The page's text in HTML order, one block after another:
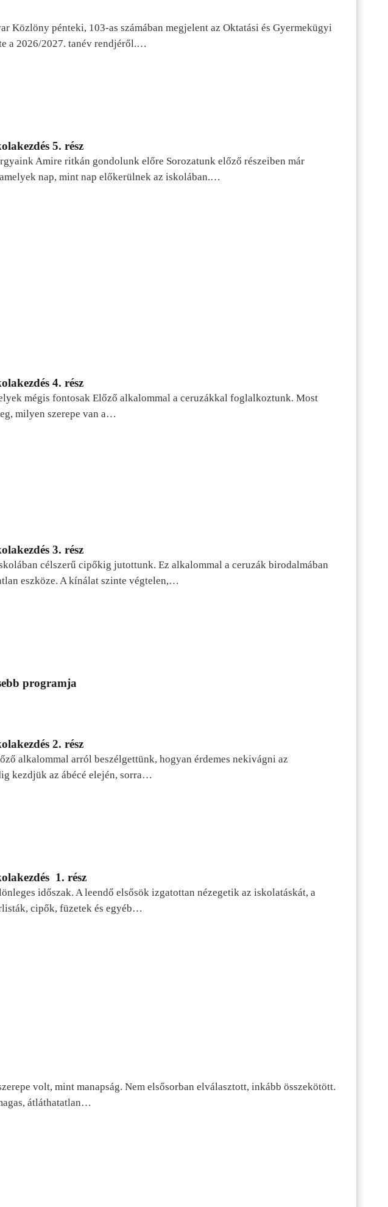
Közlöny pénteki, 103-as számában megjelent az Oktatási és Gyermekügyi
a 2026/2027. tanév rendjéről.…
5. rész
Amire ritkán gondolunk előre Sorozatunk előző részeiben már
nap, mint nap előkerülnek az iskolában.…
4. rész
mégis fontosak Előző alkalommal a ceruzákkal foglalkoztunk. Most
milyen szerepe van a…
3. rész
célszerű cipőkig jutottunk. Ez alkalommal a ceruzák birodalmában
eszköze. A kínálat szinte végtelen,…
programja
2. rész
alkalommal arról beszélgettünk, hogyan érdemes nekivágni az
kezdjük az ábécé elején, sorra…
1. rész
időszak. A leendő elsősök izgatottan nézegetik az iskolatáskát, a
cipők, füzetek és egyéb…
volt, mint manapság. Nem elsősorban elválasztott, inkább összekötött.
átláthatatlan…